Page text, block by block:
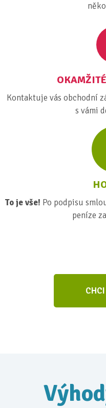
Kontaktuje vás obchodní
s vámi
To je vše! Po podpisu
peníze